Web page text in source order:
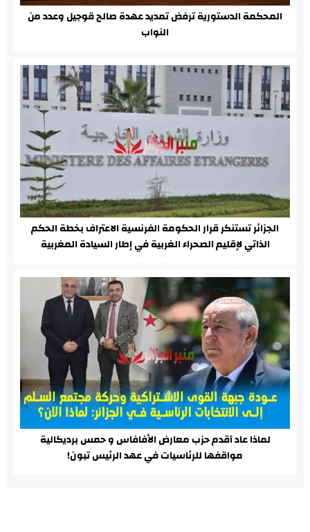
المحكمة الدستورية ترفض تمديد عهدة صالح قوجيل وعدد من
النواب
الجزائر تستنكر قرار الحكومة الفرنسية الاعتراف بخطة الحكم
الذاتي لإقليم الصحراء الغربية في إطار السيادة المغربية
المزعومة
لماذا عاد أقدم حزب معارض الأفافاس و حمس برديكالية
مواقفها للرئاسيات في عهد الرئيس تبون!